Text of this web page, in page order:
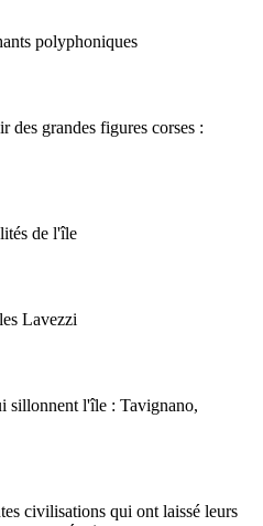
polyphoniques
des grandes figures corses :
de l'île
Lavezzi
sillonnent l'île : Tavignano,
civilisations qui ont laissé leurs